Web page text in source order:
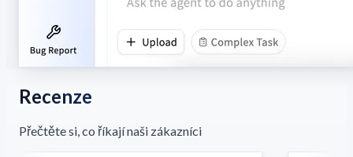
Recenze
Přečtěte si, co říkají naši zákazníci